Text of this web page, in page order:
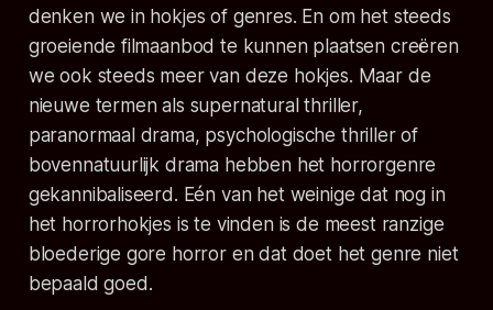
denken we in hokjes of genres. En om het steeds
groeiende filmaanbod te kunnen plaatsen creëren
we ook steeds meer van deze hokjes. Maar de
nieuwe termen als supernatural thriller,
paranormaal drama, psychologische thriller of
bovennatuurlijk drama hebben het horrorgenre
gekannibaliseerd. Eén van het weinige dat nog in
het horrorhokjes is te vinden is de meest ranzige
bloederige gore horror en dat doet het genre niet
bepaald goed.